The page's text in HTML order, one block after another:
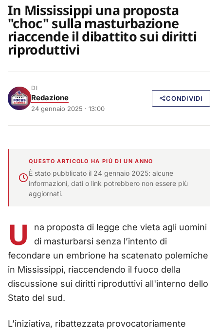
In Mississippi una proposta
"choc" sulla masturbazione
riaccende il dibattito sui diritti
riproduttivi
DI
Redazione
24 gennaio 2025 · 13:00
CONDIVIDI
QUESTO ARTICOLO HA PIÙ DI UN ANNO
È stato pubblicato il 24 gennaio 2025: alcune
informazioni, dati o link potrebbero non essere più
aggiornati.
U
na proposta di legge che vieta agli uomini
di masturbarsi senza l’intento di
fecondare un embrione ha scatenato polemiche
in Mississippi, riaccendendo il fuoco della
discussione sui diritti riproduttivi all'interno dello
Stato del sud.
L’iniziativa, ribattezzata provocatoriamente